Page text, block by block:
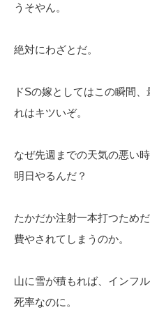
うそやん。
絶対にわざとだ。
ドSの嫁としてはこの瞬間
れはキツいぞ。
なぜ先週までの天気の悪い
明日やるんだ？
たかだか注射一本打つため
費やされてしまうのか。
山に雪が積もれば、インフ
死率なのに。